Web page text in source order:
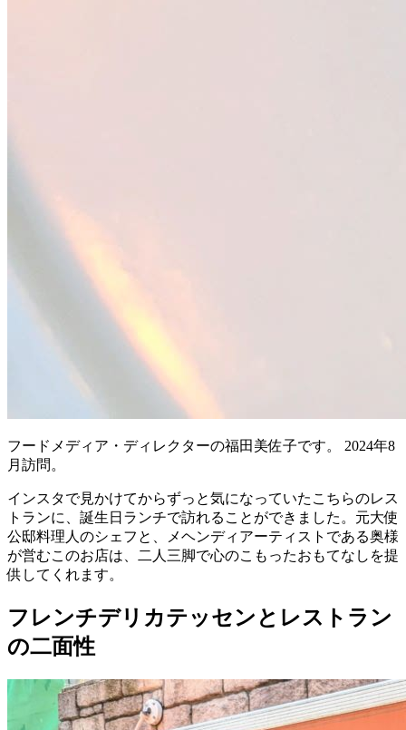
フードメディア・ディレクターの福田美佐子です。 2024年8
月訪問。
インスタで見かけてからずっと気になっていたこちらのレス
トランに、誕生日ランチで訪れることができました。元大使
公邸料理人のシェフと、メヘンディアーティストである奥様
が営むこのお店は、二人三脚で心のこもったおもてなしを提
供してくれます。
フレンチデリカテッセンとレストラン
の二面性